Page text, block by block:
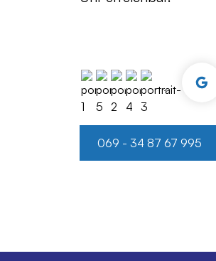
069 - 34 87 67 995